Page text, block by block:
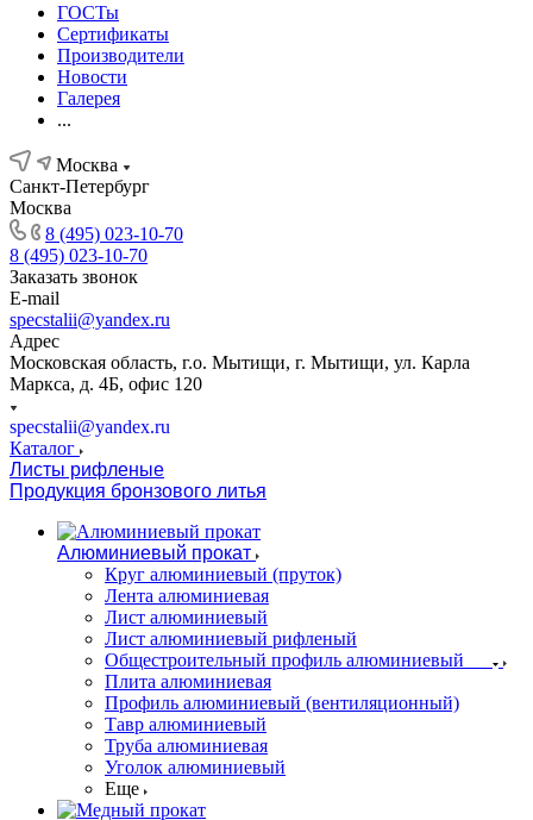
ГОСТы
Сертификаты
Производители
Новости
Галерея
...
Москва
Санкт-Петербург
Москва
8 (495) 023-10-70
8 (495) 023-10-70
Заказать звонок
E-mail
specstalii@yandex.ru
Адрес
Московская область, г.о. Мытищи, г. Мытищи, ул. Карла
Маркса, д. 4Б, офис 120
specstalii@yandex.ru
Каталог
Листы рифленые
Продукция бронзового литья
Алюминиевый прокат
Круг алюминиевый (пруток)
Лента алюминиевая
Лист алюминиевый
Лист алюминиевый рифленый
Общестроительный профиль алюминиевый
Плита алюминиевая
Профиль алюминиевый (вентиляционный)
Тавр алюминиевый
Труба алюминиевая
Уголок алюминиевый
Еще